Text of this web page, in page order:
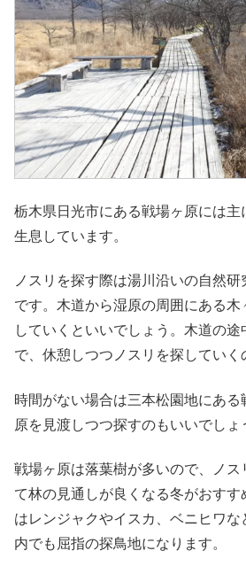
栃木県日光市にある戦場ヶ原には
生息しています。
ノスリを探す際は湯川沿いの自然
です。木道から湿原の周囲にある
していくといいでしょう。木道の
で、休憩しつつノスリを探していく
時間がない場合は三本松園地にあ
原を見渡しつつ探すのもいいでしょ
戦場ヶ原は落葉樹が多いので、ノス
て林の見通しが良くなる冬がおす
はレンジャクやイスカ、ベニヒワ
内でも屈指の探鳥地になります。